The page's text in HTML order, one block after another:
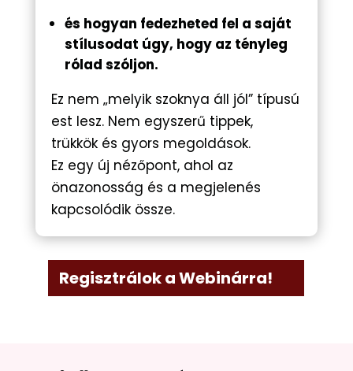
és hogyan fedezheted fel a saját
stílusodat úgy, hogy az tényleg
rólad szóljon.
Ez nem „melyik szoknya áll jól” típusú
est lesz. Nem egyszerű tippek,
trükkök és gyors megoldások.
Ez egy új nézőpont, ahol az
önazonosság és a megjelenés
kapcsolódik össze.
Regisztrálok a Webinárra!